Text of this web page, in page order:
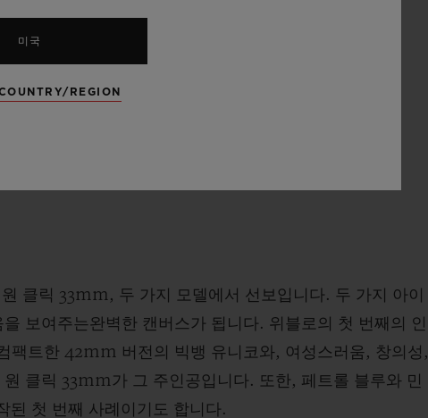
클릭 33mm, 두 가지 모델에서 선보입니다. 두 가지 아이
보여주는완벽한 캔버스가 됩니다. 위블로의 첫 번째의 인
팩트한 42mm 버전의 빅뱅 유니코와, 여성스러움, 창의성,
클릭 33mm가 그 주인공입니다. 또한, 페트롤 블루와 민
된 첫 번째 사례이기도 합니다.
미국
REGION